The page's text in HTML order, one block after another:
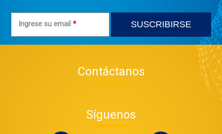
Ingrese su email*
Contáctanos
Síguenos